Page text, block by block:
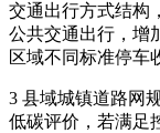
交通出行方式结构
公共交通出行，增
区域不同标准停车
3 县域城镇道路网
低碳评价，若满足